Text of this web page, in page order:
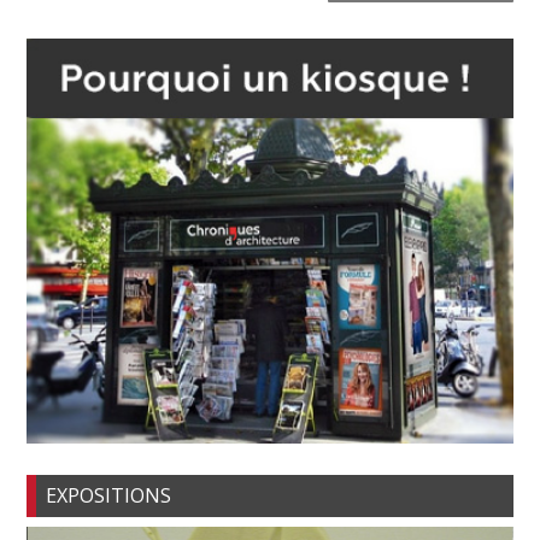
EXPOSITIONS